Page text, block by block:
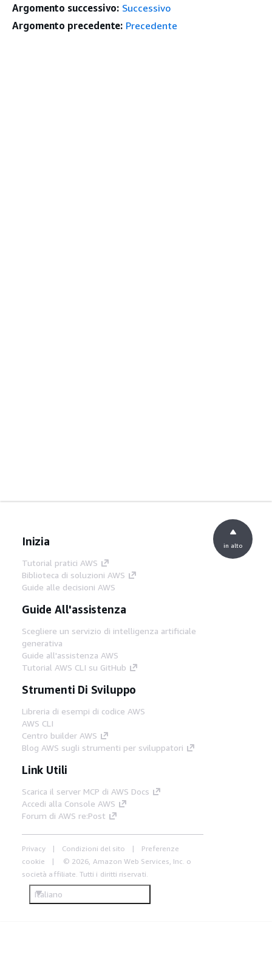
Argomento successivo: Successivo
Argomento precedente: Precedente
Inizia
Tutorial pratici AWS
Biblioteca di soluzioni AWS
Guide alle decisioni AWS
Guide All'assistenza
Scegliere un servizio di intelligenza artificiale
generativa
Guide all'assistenza AWS
Tutorial AWS CLI su GitHub
Strumenti Di Sviluppo
Libreria di esempi di codice AWS
AWS CLI
Centro builder AWS
Blog AWS sugli strumenti per sviluppatori
Link Utili
Scarica il server MCP di AWS Docs
Accedi alla Console AWS
Forum di AWS re:Post
Privacy Condizioni del sito
Preferenze
cookie
© 2026, Amazon Web Services, Inc. o
società affiliate. Tutti i diritti riservati.
Italiano
in alto